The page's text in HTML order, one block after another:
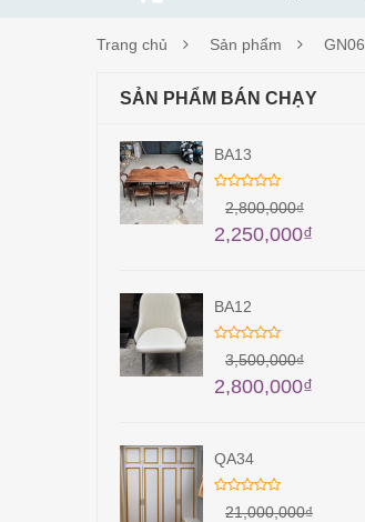
Trang chủ Sản phẩm GN06
SẢN PHẨM BÁN CHẠY
BA13
2,800,000₫
2,250,000₫
BA12
3,500,000₫
2,800,000₫
QA34
21,000,000₫